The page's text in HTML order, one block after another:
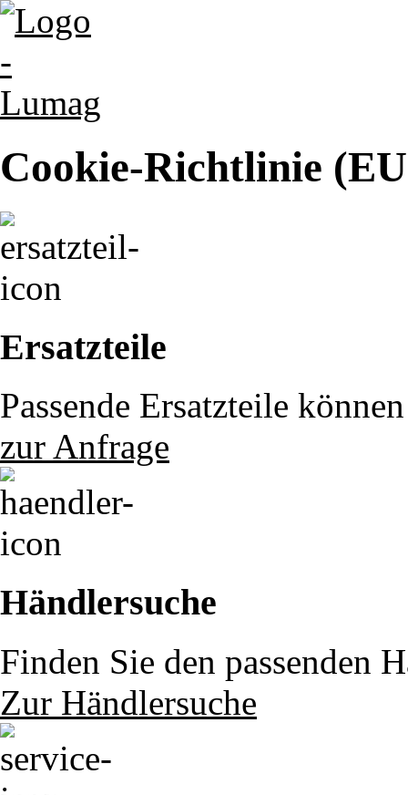
Cookie-Richtlinie
Ersatzteile
Passende Ersatzteile
zur Anfrage
Händlersuche
Finden Sie den passenden
Zur Händlersuche